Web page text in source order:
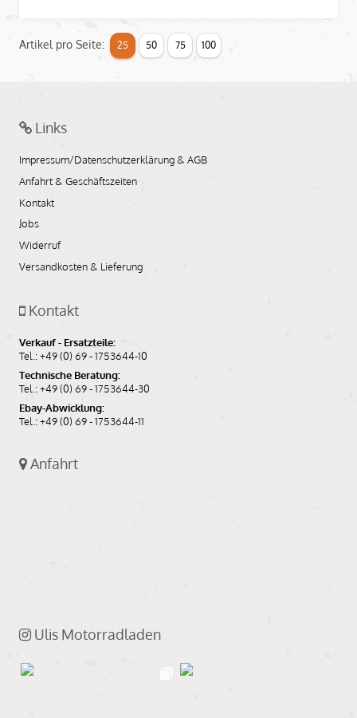
Artikel pro Seite: 25 50 75 100
Links
Impressum/Datenschutzerklärung & AGB
Anfahrt & Geschäftszeiten
Kontakt
Jobs
Widerruf
Versandkosten & Lieferung
Kontakt
Verkauf - Ersatzteile:
Tel.: +49 (0) 69 - 1753644-10
Technische Beratung:
Tel.: +49 (0) 69 - 1753644-30
Ebay-Abwicklung:
Tel.: +49 (0) 69 - 1753644-11
Anfahrt
Ulis Motorradladen